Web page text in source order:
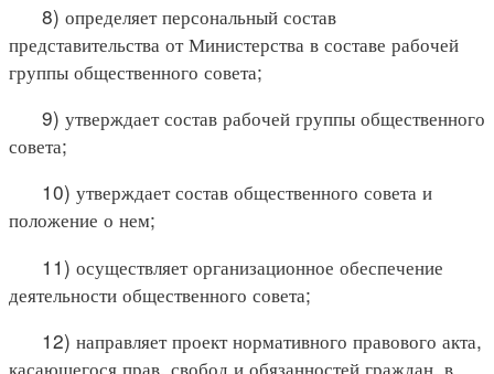
8) определяет персональный состав
представительства от Министерства в составе рабочей
группы общественного совета;
9) утверждает состав рабочей группы общественного
совета;
10) утверждает состав общественного совета и
положение о нем;
11) осуществляет организационное обеспечение
деятельности общественного совета;
12) направляет проект нормативного правового акта,
касающегося прав, свобод и обязанностей граждан, в